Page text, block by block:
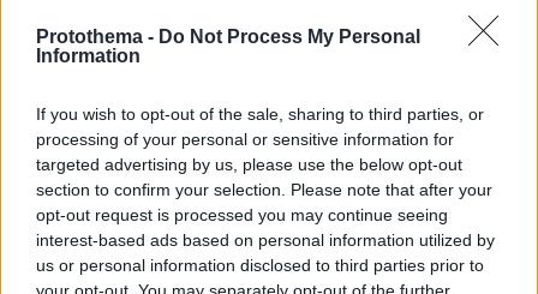
Protothema - Do Not Process My Personal
Information
If you wish to opt-out of the sale, sharing to third parties, or
processing of your personal or sensitive information for
targeted advertising by us, please use the below opt-out
section to confirm your selection. Please note that after your
opt-out request is processed you may continue seeing
interest-based ads based on personal information utilized by
us or personal information disclosed to third parties prior to
Η φωτογραφία της Ντέμι Μουρ με την εγγονή της - «Ο
κύκλος της ζωής»
Με αφορμή την Ημέρα της Μητέρας, η ηθοποιός
έκανε μια ξεχωριστή ανάρτηση στο Instagram
15.05.2023, 18:57